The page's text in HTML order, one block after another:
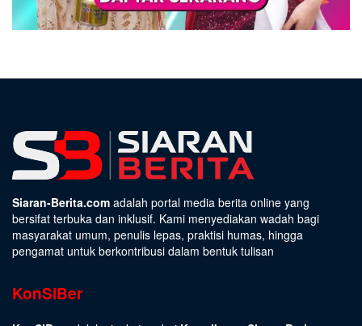
Siaran-Berita.com adalah portal media berita online yang
bersifat terbuka dan inklusif. Kami menyediakan wadah bagi
masyarakat umum, penulis lepas, praktisi humas, hingga
pengamat untuk berkontribusi dalam bentuk tulisan
KonSiBer